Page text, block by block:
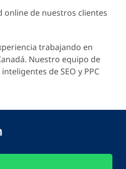
online de nuestros clientes
trabajando en
Nuestro equipo de
de SEO y PPC